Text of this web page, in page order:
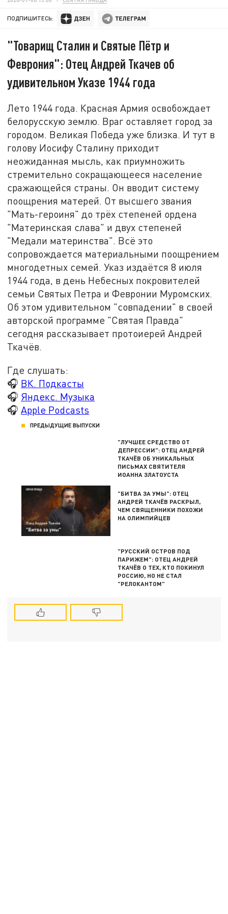
ПОДПИШИТЕСЬ:
"Товарищ Сталин и Святые Пётр и
Феврония": Отец Андрей Ткачев об
удивительном Указе 1944 года
Лето 1944 года. Красная Армия освобождает
белорусскую землю. Враг оставляет город за
городом. Великая Победа уже близка. И тут в
голову Иосифу Сталину приходит
неожиданная мысль, как приумножить
стремительно сокращающееся население
сражающейся страны. Он вводит систему
поощрения матерей. От высшего звания
"Мать-героиня" до трёх степеней ордена
"Материнская слава" и двух степеней
"Медали материнства". Всё это
сопровождается материальными поощрением
многодетных семей. Указ издаётся 8 июля
1944 года, в день Небесных покровителей
семьи Святых Петра и Февронии Муромских.
Об этом удивительном "совпадении" в своей
авторской программе "Святая Правда"
сегодня рассказывает протоиерей Андрей
Ткачёв.
Где слушать:
🎧 ВК. Подкасты
🎧 Яндекс. Музыка
🎧 Apple Podcasts
ПРЕДЫДУЩИЕ ВЫПУСКИ
"ЛУЧШЕЕ СРЕДСТВО ОТ
ДЕПРЕССИИ": ОТЕЦ АНДРЕЙ
ТКАЧЁВ ОБ УНИКАЛЬНЫХ
ПИСЬМАХ СВЯТИТЕЛЯ
ИОАННА ЗЛАТОУСТА
"БИТВА ЗА УМЫ": ОТЕЦ
АНДРЕЙ ТКАЧЁВ РАСКРЫЛ,
ЧЕМ СВЯЩЕННИКИ ПОХОЖИ
НА ОЛИМПИЙЦЕВ
"РУССКИЙ ОСТРОВ ПОД
ПАРИЖЕМ": ОТЕЦ АНДРЕЙ
ТКАЧЁВ О ТЕХ, КТО ПОКИНУЛ
РОССИЮ, НО НЕ СТАЛ
"РЕЛОКАНТОМ"